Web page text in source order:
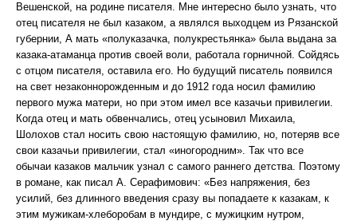
Вешенской, на родине писателя. Мне интересно было узнать, что
отец писателя не был казаком, а являлся выходцем из Рязанской
губернии, А мать «полуказачка, полукрестьянка» была выдана за
казака-атаманца против своей воли, работала горничной. Сойдясь
с отцом писателя, оставила его. Но будущий писатель появился
на свет незаконнорожденным и до 1912 года носил фамилию
первого мужа матери, но при этом имел все казачьи привилегии.
Когда отец и мать обвенчались, отец усыновил Михаила,
Шолохов стал носить свою настоящую фамилию, но, потеряв все
свои казачьи привилегии, стал «иногородним». Так что все
обычаи казаков мальчик узнал с самого раннего детства. Поэтому
в романе, как писал А. Серафимович: «Без напряжения, без
усилий, без длинного введения сразу вы попадаете к казакам, к
этим мужикам-хлеборобам в мундире, с мужицким нутром,